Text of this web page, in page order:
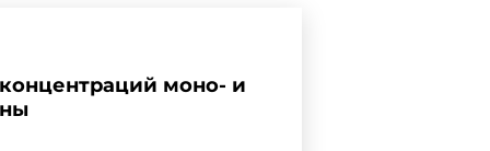
моно- и